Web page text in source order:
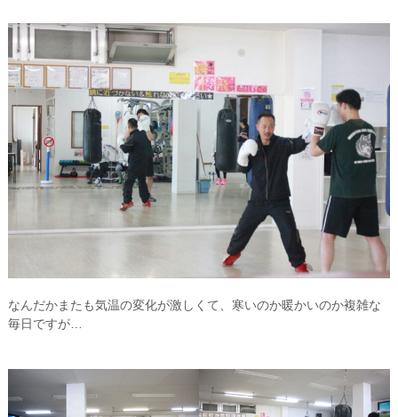
なんだかまたも気温の変化が激しくて、寒いのか暖かいのか複雑な
毎日ですが…